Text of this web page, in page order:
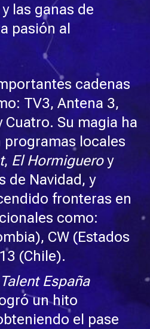
las ganas de
pasión al
cadenas
TV3, Antena 3,
Cuatro. Su magia ha
programas locales
, El Hormigueroy
de Navidad, y
fronteras en
como:
CW (Estados
(Chile).
España
un hito
el pase